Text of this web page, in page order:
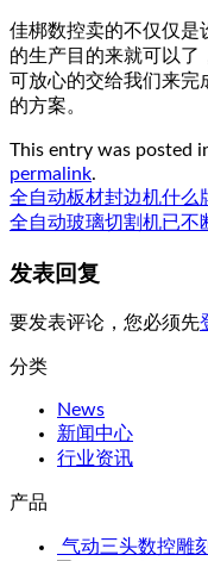
佳梆数控卖的不仅仅是
的生产目的来就可以了
可放心的交给我们来
的方案。
This entry was posted
permalink.
全自动板材封边机什么
全自动玻璃切割机已不
发表回复
要发表评论，您必须先
分类
News
新闻中心
行业资讯
产品
气动三头数控雕